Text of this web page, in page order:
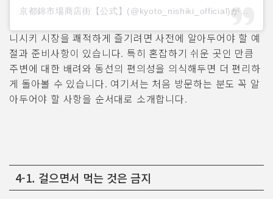
니시키 시장을 쾌적하게 즐기려면 사전에 알아두어야 할 예
절과 준비사항이 있습니다. 특히 혼잡하기 쉬운 곳인 만큼
주변에 대한 배려와 동선의 편의성을 의식해두면 더 편리하
게 돌아볼 수 있습니다. 여기서는 처음 방문하는 분도 꼭 알
아두어야 할 사항을 순서대로 소개합니다.
4-1. 걸으면서 먹는 것은 금지